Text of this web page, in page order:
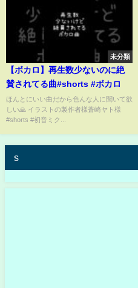
未分類
【ボカロ】再生数少ないのに絶
賛されてる曲#shorts #ボカロ
ほんとにいい曲だから色んな人に聞いて欲
しい🙏 イラストの製作者様蒼崎ヤト様
#shorts #初音ミク...
s